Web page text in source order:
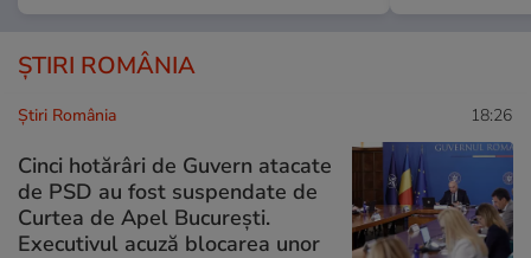
ȘTIRI ROMÂNIA
Știri România 18:26
Cinci hotărâri de Guvern atacate
de PSD au fost suspendate de
Curtea de Apel București.
Executivul acuză blocarea unor